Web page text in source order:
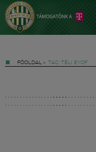
FŐOLDAL » TAG: TÉLI EYOF